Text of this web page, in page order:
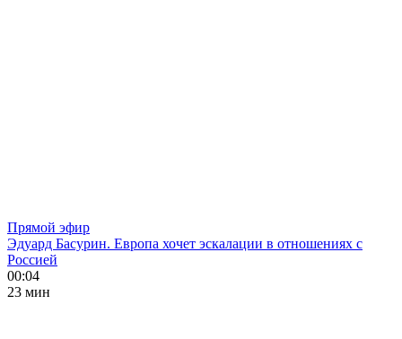
Прямой эфир
Эдуард Басурин. Европа хочет эскалации в отношениях с
Россией
00:04
23 мин